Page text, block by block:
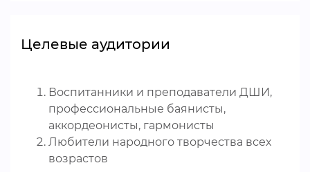
Целевые аудитории
Воспитанники и преподаватели ДШИ,
профессиональные баянисты,
аккордеонисты, гармонисты
Любители народного творчества всех
возрастов